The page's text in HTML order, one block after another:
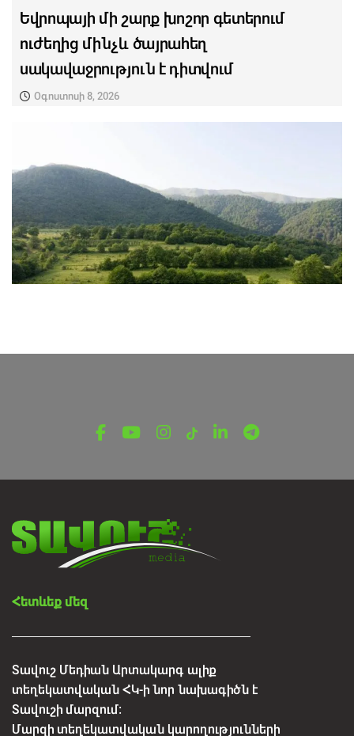
Եվրոպայի մի շարք խոշոր գետերում
ուժեղից մինչև ծայրահեղ
սակավաջրություն է դիտվում
Օգոստոսի 8, 2026
հայտնաբերվել են մոլորված
Հետևեք մեզ
Տավուշ Մեդիան Արտակարգ ալիք
տեղեկատվական ՀԿ-ի նոր նախագիծն է
Տավուշի մարզում:
Մարզի տեղեկատվական կարողությունների